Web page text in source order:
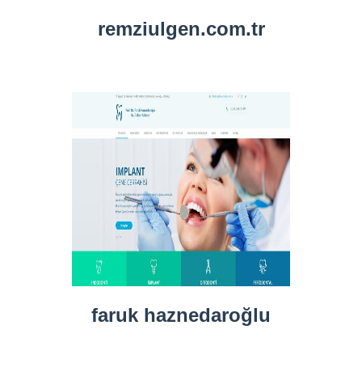
remziulgen.com.tr
faruk haznedaroğlu